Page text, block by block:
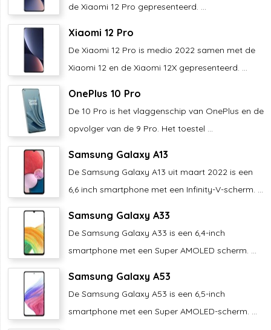
de Xiaomi 12 Pro gepresenteerd. ...
Xiaomi 12 Pro
De Xiaomi 12 Pro is medio 2022 samen met de
Xiaomi 12 en de Xiaomi 12X gepresenteerd. ...
OnePlus 10 Pro
De 10 Pro is het vlaggenschip van OnePlus en de
opvolger van de 9 Pro. Het toestel ...
Samsung Galaxy A13
De Samsung Galaxy A13 uit maart 2022 is een
6,6 inch smartphone met een Infinity-V-scherm. ...
Samsung Galaxy A33
De Samsung Galaxy A33 is een 6,4-inch
smartphone met een Super AMOLED scherm. ...
Samsung Galaxy A53
De Samsung Galaxy A53 is een 6,5-inch
smartphone met een Super AMOLED-scherm. ...